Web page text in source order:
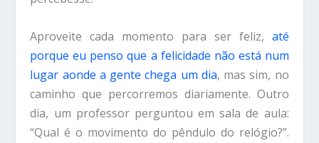
Aproveite cada momento para ser feliz, até
porque eu penso que a felicidade não está num
lugar aonde a gente chega um dia, mas sim, no
caminho que percorremos diariamente. Outro
dia, um professor perguntou em sala de aula:
“Qual é o movimento do pêndulo do relógio?”.